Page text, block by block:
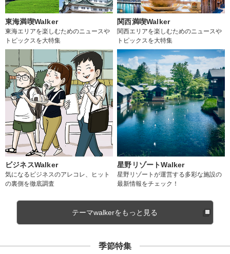
東海満喫Walker
東海エリアを楽しむためのニュースや
トピックスを大特集
関西満喫Walker
関西エリアを楽しむためのニュースや
トピックスを大特集
ビジネスWalker
気になるビジネスのアレコレ、ヒット
の裏側を徹底調査
星野リゾートWalker
星野リゾートが運営する多彩な施設の
最新情報をチェック！
テーマwalkerをもっと見る
季節特集